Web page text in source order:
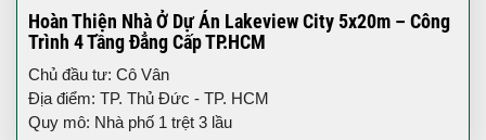
Hoàn Thiện Nhà Ở Dự Án Lakeview City 5x20m – Công
Trình 4 Tầng Đẳng Cấp TP.HCM
Chủ đầu tư: Cô Vân
Địa điểm: TP. Thủ Đức - TP. HCM
Quy mô: Nhà phố 1 trệt 3 lầu